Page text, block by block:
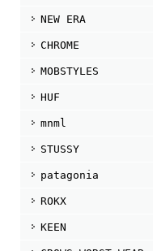
NEW ERA
CHROME
MOBSTYLES
HUF
mnml
STUSSY
patagonia
ROKX
KEEN